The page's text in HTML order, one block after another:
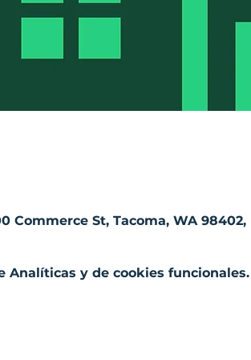
Commerce St, Tacoma, WA 98402,
Analíticas y de cookies funcionales.